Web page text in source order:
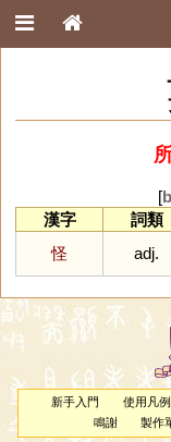
[
漢字
詞類
怪
adj.
新手入門 使用凡例
鳴謝
製作